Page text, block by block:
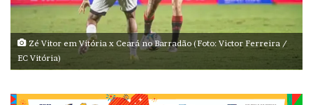
Zé Vitor em Vitória x Ceará no Barradão (Foto: Victor Ferreira /
EC Vitória)